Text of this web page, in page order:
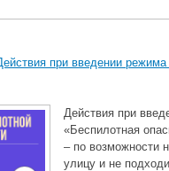
при введении
Действия при
«Беспилотная
– по возможности
улицу и не